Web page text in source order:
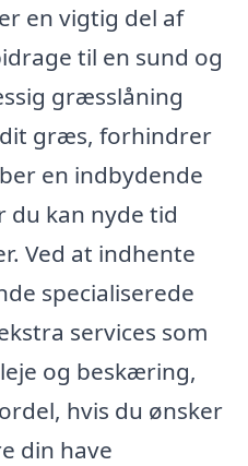
en vigtig del af
til en sund og
græsslåning
græs, forhindrer
en indbydende
du kan nyde tid
Ved at indhente
specialiserede
services som
og beskæring,
hvis du ønsker
din have